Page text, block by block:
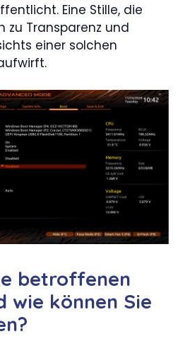
Eine Stille, die
zu Transparenz und
einer solchen
betroffenen
wie können Sie